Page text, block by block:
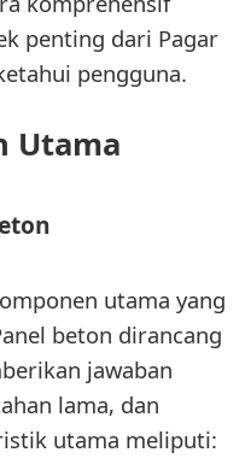
penting dari Pagar
pengguna.
Utama
utama yang
beton dirancang
jawaban
lama, dan
utama meliputi: